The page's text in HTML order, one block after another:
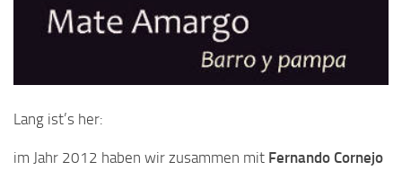
Lang ist’s her:
im Jahr 2012 haben wir zusammen mit Fernando Cornejo